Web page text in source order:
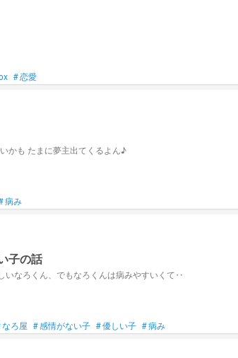
#恋愛
かも たまに夢主出てくるよん♪
病み
子の話
いなろくん、でもなろくんは病みやすいくて‥
なろ屋 #感情がない子 #優しい子 #病み